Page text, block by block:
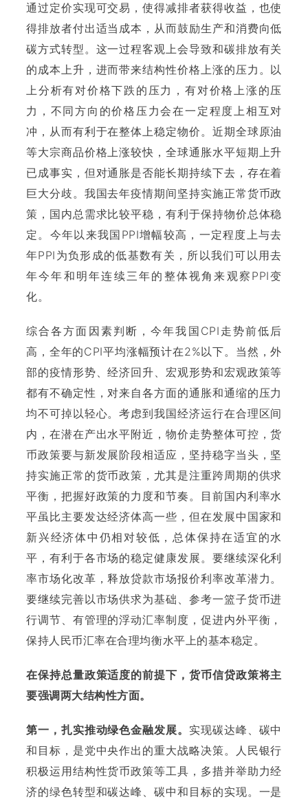
通过定价实现可交易，使得减排者获得收益，也使
得排放者付出适当成本，从而鼓励生产和消费向低
碳方式转型。这一过程客观上会导致和碳排放有关
的成本上升，进而带来结构性价格上涨的压力。以
上分析有对价格下跌的压力，有对价格上涨的压
力，不同方向的价格压力会在一定程度上相互对
冲，从而有利于在整体上稳定物价。近期全球原油
等大宗商品价格上涨较快，全球通胀水平短期上升
已成事实，但对通胀是否能长期持续下去，存在着
巨大分歧。我国去年疫情期间坚持实施正常货币政
策，国内总需求比较平稳，有利于保持物价总体稳
定。今年以来我国PPI增幅较高，一定程度上与去
年PPI为负形成的低基数有关，所以我们可以用去
年今年和明年连续三年的整体视角来观察PPI变
化。
综合各方面因素判断，今年我国CPI走势前低后
高，全年的CPI平均涨幅预计在2%以下。当然，外
部的疫情形势、经济回升、宏观形势和宏观政策等
都有不确定性，对来自各方面的通胀和通缩的压力
均不可掉以轻心。考虑到我国经济运行在合理区间
内，在潜在产出水平附近，物价走势整体可控，货
币政策要与新发展阶段相适应，坚持稳字当头，坚
持实施正常的货币政策，尤其是注重跨周期的供求
平衡，把握好政策的力度和节奏。目前国内利率水
平虽比主要发达经济体高一些，但在发展中国家和
新兴经济体中仍相对较低，总体保持在适宜的水
平，有利于各市场的稳定健康发展。要继续深化利
率市场化改革，释放贷款市场报价利率改革潜力。
要继续完善以市场供求为基础、参考一篮子货币进
行调节、有管理的浮动汇率制度，促进内外平衡，
保持人民币汇率在合理均衡水平上的基本稳定。
在保持总量政策适度的前提下，货币信贷政策将主
要强调两大结构性方面。
第一，扎实推动绿色金融发展。 实现碳达峰、碳中
和目标，是党中央作出的重大战略决策。人民银行
积极运用结构性货币政策等工具，多措并举助力经
济的绿色转型和碳达峰、碳中和目标的实现。一是